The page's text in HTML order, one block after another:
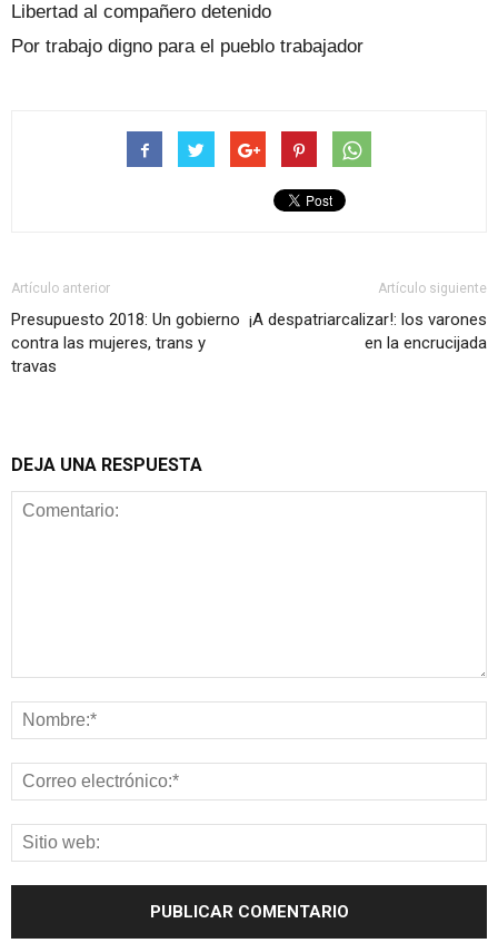
Libertad al compañero detenido
Por trabajo digno para el pueblo trabajador
Artículo anterior
Presupuesto 2018: Un gobierno
contra las mujeres, trans y
travas
Artículo siguiente
¡A despatriarcalizar!: los varones
en la encrucijada
DEJA UNA RESPUESTA